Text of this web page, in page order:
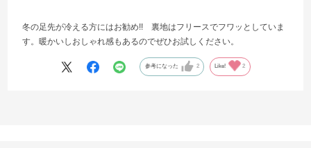
冬の足先が冷える方にはお勧め!! 裏地はフリースでフワッとしていま
す。暖かいしおしゃれ感もあるのでぜひお試しください。
参考になった 2 Like! 2